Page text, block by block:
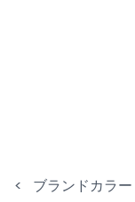
< ブランドカラー